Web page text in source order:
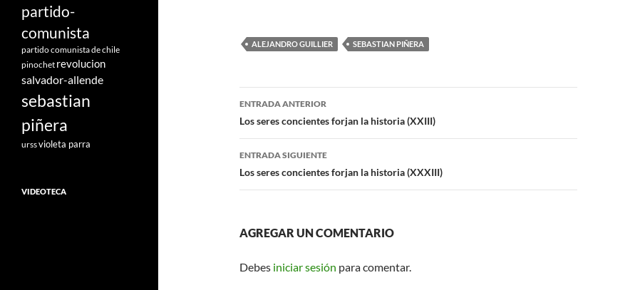
ALEJANDRO GUILLIER SEBASTIAN PIÑERA
Navegador
de
entradas
ENTRADA ANTERIOR
Los seres concientes forjan la historia (XXIII)
ENTRADA SIGUIENTE
Los seres concientes forjan la historia (XXXIII)
AGREGAR UN COMENTARIO
Debes iniciar sesión para comentar.
partido-
comunista
partido comunista de chile
pinochet revolucion
salvador-allende
sebastian
piñera
urssvioleta parra
VIDEOTECA